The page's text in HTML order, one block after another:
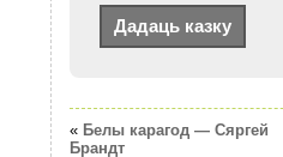
« Белы карагод — Сяргей
Брандт